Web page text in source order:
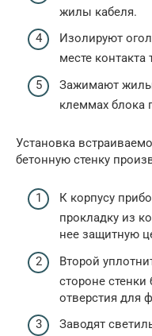
жилы кабеля.
Изолируют
месте контакта
Зажимают жилы
клеммах блока
Установка
бетонную стенку
К корпусу
прокладку из
нее защитную
Второй
стороне стенки
отверстия для
Заводят